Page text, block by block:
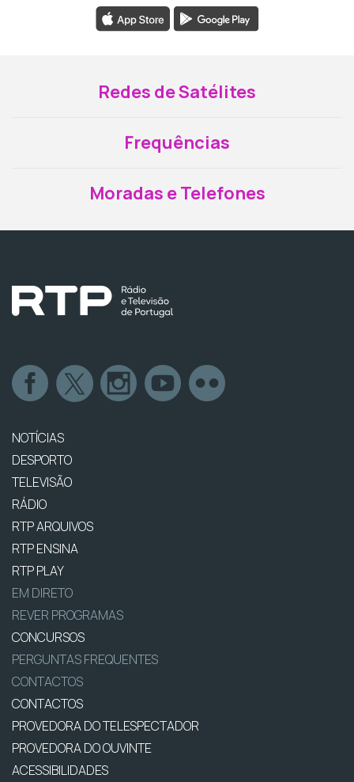
Redes de Satélites
Frequências
Moradas e Telefones
NOTÍCIAS
DESPORTO
TELEVISÃO
RÁDIO
RTP ARQUIVOS
RTP ENSINA
RTP PLAY
EM DIRETO
REVER PROGRAMAS
CONCURSOS
PERGUNTAS FREQUENTES
CONTACTOS
CONTACTOS
PROVEDORA DO TELESPECTADOR
PROVEDORA DO OUVINTE
ACESSIBILIDADES